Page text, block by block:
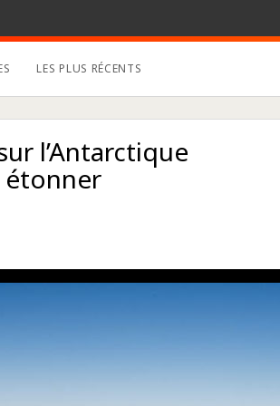
LES PLUS RÉCENTS
l’Antarctique
étonner